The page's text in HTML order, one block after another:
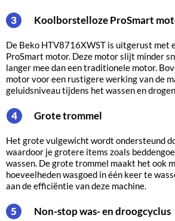
3 Koolborstelloze ProSmart
De Beko HTV8716XWST is uitgerust met
ProSmart motor. Deze motor slijt minder
langer mee dan een traditionele motor.
motor voor een rustigere werking van de
geluidsniveau tijdens het wassen en
4 Grote trommel
Het grote vulgewicht wordt ondersteund
waardoor je grotere items zoals
wassen. De grote trommel maakt het ook
hoeveelheden wasgoed in één keer te
aan de efficiëntie van deze machine.
5 Non-stop was- en droogcyclus